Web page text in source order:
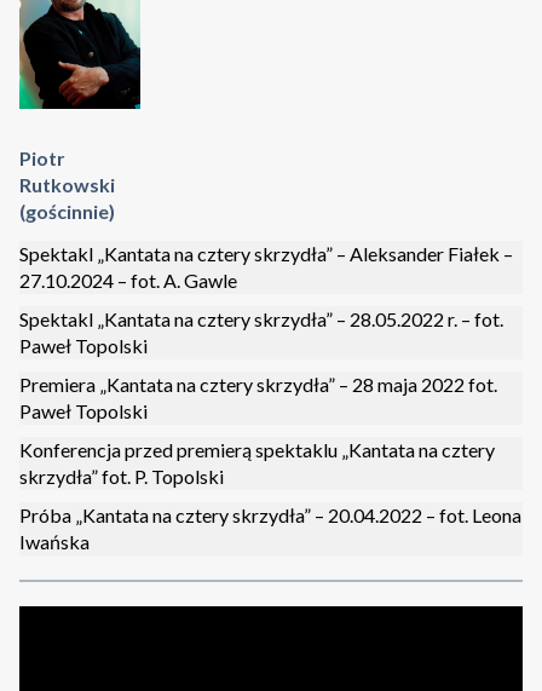
Piotr
Rutkowski
(gościnnie)
Spektakl „Kantata na cztery skrzydła” – Aleksander Fiałek –
27.10.2024 – fot. A. Gawle
Spektakl „Kantata na cztery skrzydła” – 28.05.2022 r. – fot.
Paweł Topolski
Premiera „Kantata na cztery skrzydła” – 28 maja 2022 fot.
Paweł Topolski
Konferencja przed premierą spektaklu „Kantata na cztery
skrzydła” fot. P. Topolski
Próba „Kantata na cztery skrzydła” – 20.04.2022 – fot. Leona
Iwańska